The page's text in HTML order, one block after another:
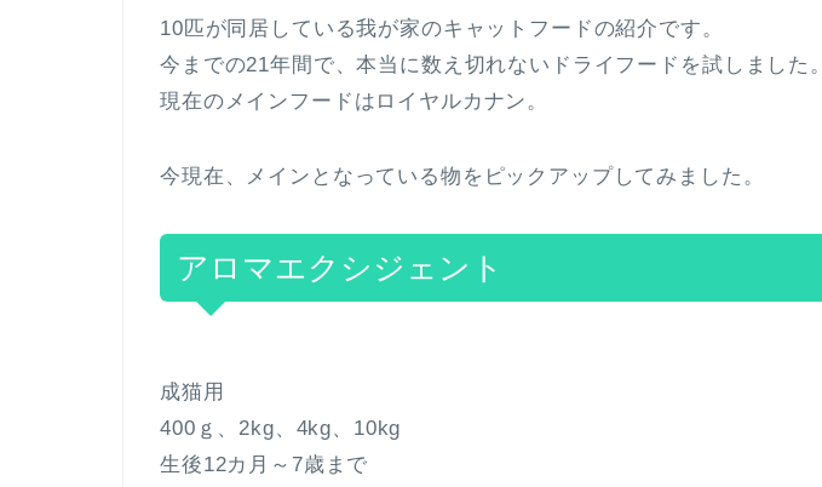
10匹が同居している我が家のキャットフードの紹介です。
今までの21年間で、本当に数え切れないドライフードを試しました。
現在のメインフードはロイヤルカナン。
今現在、メインとなっている物をピックアップしてみました。
アロマエクシジェント
成猫用
400ｇ、2kg、4kg、10kg
生後12カ月～7歳まで